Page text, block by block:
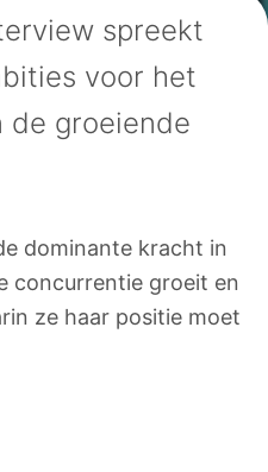
spreekt
voor het
de groeiende
dominante kracht in
concurrentie groeit en
ze haar positie moet